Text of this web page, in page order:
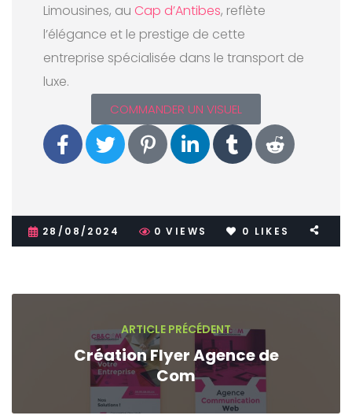
Limousines, au Cap d’Antibes, reflète
l’élégance et le prestige de cette
entreprise spécialisée dans le transport de
luxe.
COMMANDER UN VISUEL
28/08/2024 0 VIEWS 0 LIKES
ARTICLE PRÉCÉDENT
Création Flyer Agence de
Com